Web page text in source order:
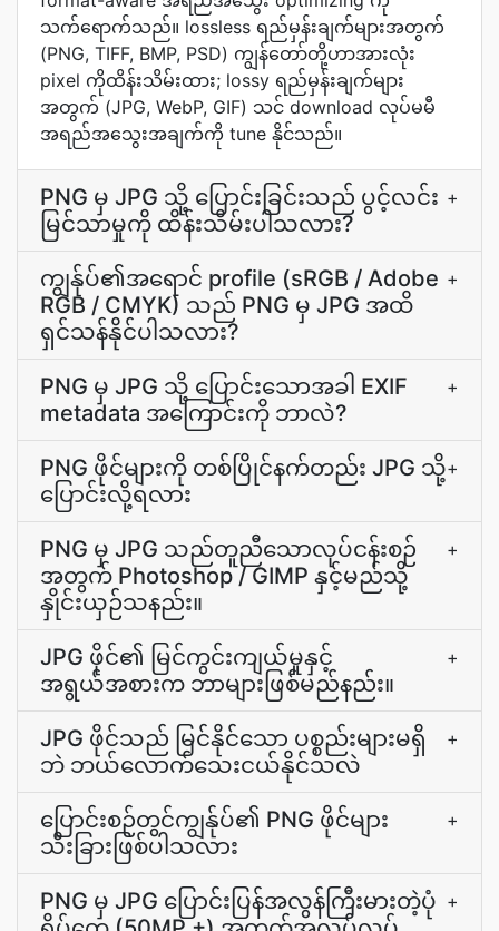
သက်ရောက်သည်။ lossless ရည်မှန်းချက်များအတွက်
(PNG, TIFF, BMP, PSD) ကျွန်တော်တို့ဟာအားလုံး
pixel ကိုထိန်းသိမ်းထား; lossy ရည်မှန်းချက်များ
အတွက် (JPG, WebP, GIF) သင် download လုပ်မမီ
အရည်အသွေးအချက်ကို tune နိုင်သည်။
PNG မှ JPG သို့ ပြောင်းခြင်းသည် ပွင့်လင်း
မြင်သာမှုကို ထိန်းသိမ်းပါသလား?
+
ကျွန်ုပ်၏အရောင် profile (sRGB / Adobe
RGB / CMYK) သည် PNG မှ JPG အထိ
ရှင်သန်နိုင်ပါသလား?
+
PNG မှ JPG သို့ ပြောင်းသောအခါ EXIF
metadata အကြောင်းကို ဘာလဲ?
+
PNG ဖိုင်များကို တစ်ပြိုင်နက်တည်း JPG သို့
ပြောင်းလို့ရလား
+
PNG မှ JPG သည်တူညီသောလုပ်ငန်းစဉ်
အတွက် Photoshop / GIMP နှင့်မည်သို့
နှိုင်းယှဉ်သနည်း။
+
JPG ဖိုင်၏ မြင်ကွင်းကျယ်မှုနှင့်
အရွယ်အစားက ဘာများဖြစ်မည်နည်း။
+
JPG ဖိုင်သည် မြင်နိုင်သော ပစ္စည်းများမရှိ
ဘဲ ဘယ်လောက်သေးငယ်နိုင်သလဲ
+
ပြောင်းစဉ်တွင်ကျွန်ုပ်၏ PNG ဖိုင်များ
သီးခြားဖြစ်ပါသလား
+
PNG မှ JPG ပြောင်းပြန်အလွန်ကြီးမားတဲ့ပုံ +